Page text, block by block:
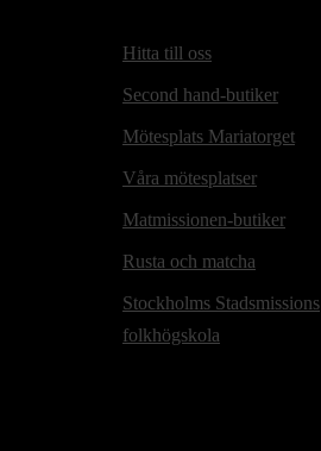
Hitta till oss
Second hand-butiker
Mötesplats Mariatorget
Våra mötesplatser
Matmissionen-butiker
Rusta och matcha
Stockholms Stadsmissions
folkhögskola